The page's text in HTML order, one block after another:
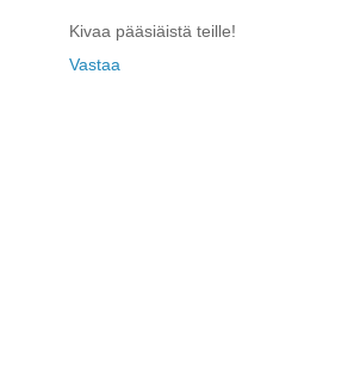
Kivaa pääsiäistä teille!
Vastaa